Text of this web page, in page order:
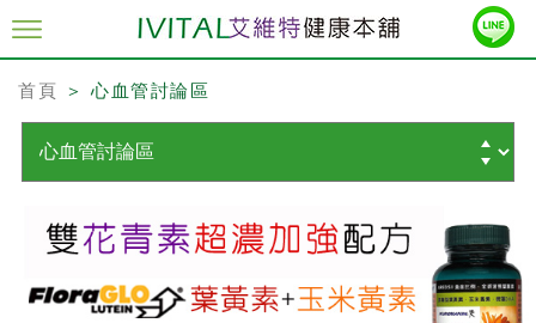
首頁 ＞ 心血管討論區